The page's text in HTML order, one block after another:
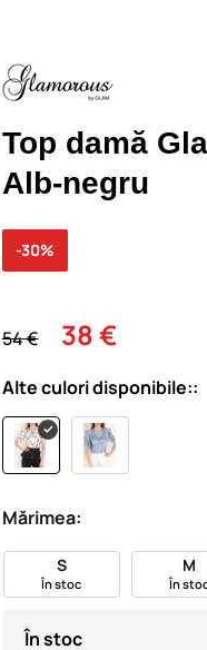
Top damă
Alb-negru
54 € 38 €
-30%
Alte culori disponibile::
Mărimea:
S
În stoc
M
În
În stoc